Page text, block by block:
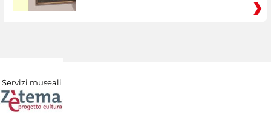
Servizi museali